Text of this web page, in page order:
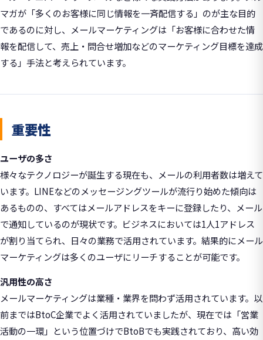
マガが「多くのお客様に同じ情報を一斉配信する」のが主な目的
であるのに対し、メールマーケティングは「お客様に合わせた情
報を配信して、売上・問合せ増加などのマーケティング目標を達成
する」手法と考えられています。
重要性
ユーザの多さ
様々なテクノロジーが誕生する現在も、メールの利用者数は増えて
います。LINEなどのメッセージングツールが流行り始めた傾向は
あるものの、すべてはメールアドレスをキーに登録したり、メール
で通知しているのが現状です。ビジネスにおいては1人1アドレス
が割り当てられ、日々の業務で活用されています。結果的にメール
マーケティングは多くのユーザにリーチすることが可能です。
汎用性の高さ
メールマーケティングは業種・業界を問わず活用されています。以
前まではBtoC企業でよく活用されていましたが、現在では「営業
活動の一環」という位置づけでBtoBでも実践されており、高い効